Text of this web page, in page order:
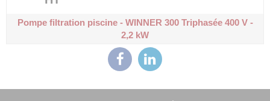
Pompe filtration piscine - WINNER 300Triphasée 400 V -
2,2 kW